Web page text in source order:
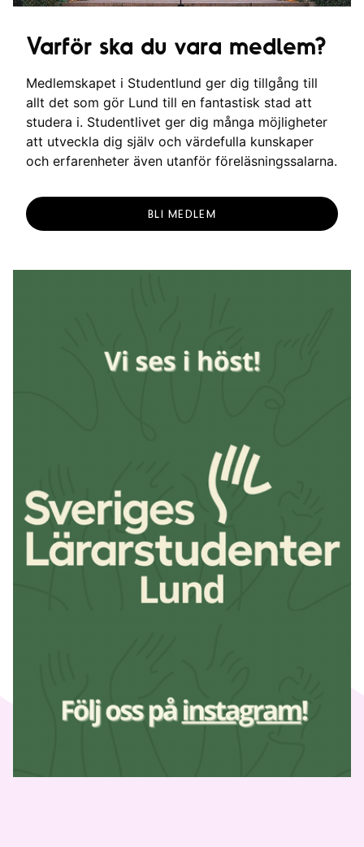
Varför ska du vara medlem?
Medlemskapet i Studentlund ger dig tillgång till
allt det som gör Lund till en fantastisk stad att
studera i. Studentlivet ger dig många möjligheter
att utveckla dig själv och värdefulla kunskaper
och erfarenheter även utanför föreläsningssalarna.
BLI MEDLEM